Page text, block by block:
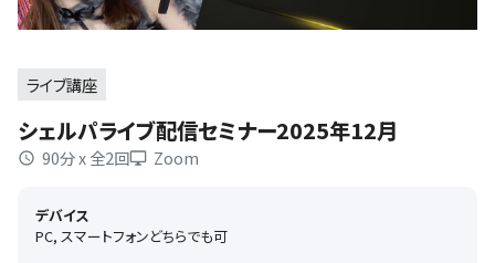
ライブ講座
シェルパライブ配信セミナー2025年12月
90分 x 全2回 Zoom
デバイス
PC, スマートフォンどちらでも可